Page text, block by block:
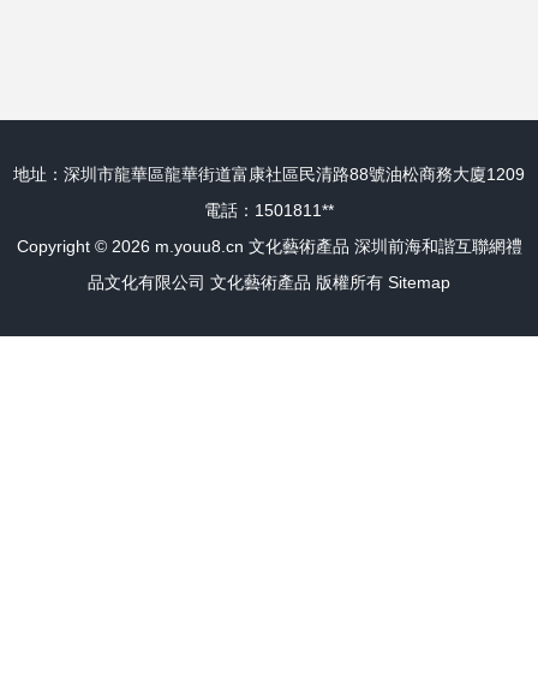
地址：深圳市龍華區龍華街道富康社區民清路88號油松商務大廈1209
電話：1501811**
Copyright © 2026 m.youu8.cn 文化藝術產品 深圳前海和諧互聯網禮
品文化有限公司 文化藝術產品 版權所有 Sitemap